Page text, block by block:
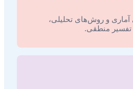
آماری و روش‌های تحلیلی،
تفسیر منطقی.